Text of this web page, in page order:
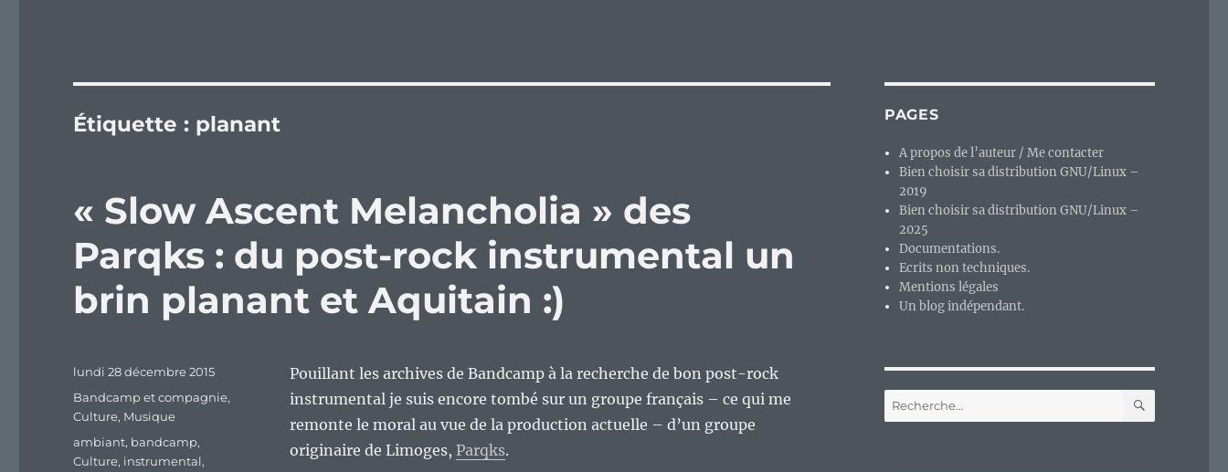
Étiquette : planant
« Slow Ascent Melancholia » des
Parqks : du post-rock instrumental un
brin planant et Aquitain :)
Pouillant les archives de Bandcamp à la recherche de bon post-rock
instrumental je suis encore tombé sur un groupe français – ce qui me
remonte le moral au vue de la production actuelle – d’un groupe
originaire de Limoges, Parqks.
Publié
lundi 28 décembre 2015
Catégories
Bandcamp et compagnie,
Culture, Musique
Étiquettes
ambiant, bandcamp,
Culture, instrumental,
PAGES
A propos de l’auteur / Me contacter
Bien choisir sa distribution GNU/Linux –
2019
Bien choisir sa distribution GNU/Linux –
2025
Documentations.
Ecrits non techniques.
Mentions légales
Un blog indépendant.
Recherche
pour :